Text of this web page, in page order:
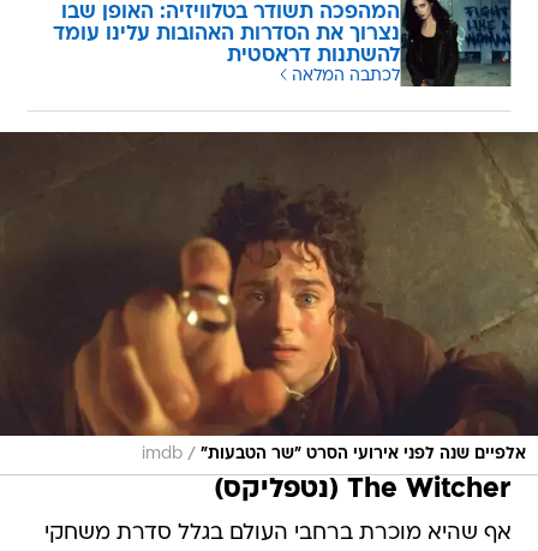
המהפכה תשודר בטלוויזיה: האופן שבו
נצרוך את הסדרות האהובות עלינו עומד
להשתנות דראסטית
לכתבה המלאה
אלפיים שנה לפני אירועי הסרט "שר הטבעות" /
imdb
The Witcher (נטפליקס)
אף שהיא מוכרת ברחבי העולם בגלל סדרת משחקי